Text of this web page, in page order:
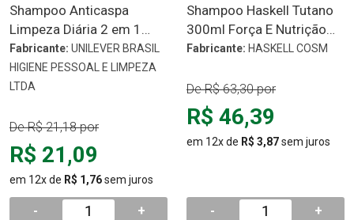
Shampoo Anticaspa
Limpeza Diária 2 em 1
Clear 200ml
Fabricante: UNILEVER BRASIL
HIGIENE PESSOAL E LIMPEZA
LTDA
DeR$ 21,18por
R$ 21,09
em 12x de R$ 1,76sem juros
- +
Shampoo Haskell Tutano
300ml Força E Nutrição
Com D Pantenol
Fabricante: HASKELL COSM
DeR$ 63,30por
R$ 46,39
em 12x de R$ 3,87sem juros
- +